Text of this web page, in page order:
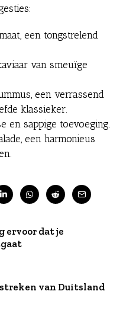
een tongstrelend
van smeuïge
een verrassend
klassieker.
en sappige toevoeging.
een harmonieus
ervoor dat je
van Duitsland